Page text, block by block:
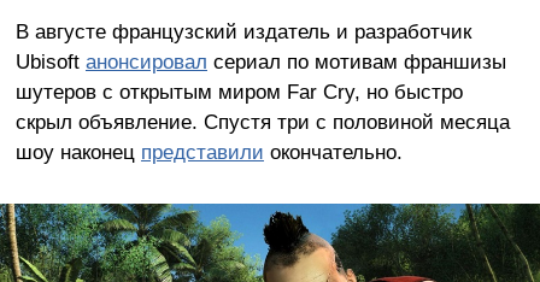
В августе французский издатель и разработчик
Ubisoft анонсировал сериал по мотивам франшизы
шутеров с открытым миром Far Cry, но быстро
скрыл объявление. Спустя три с половиной месяца
шоу наконец представили окончательно.